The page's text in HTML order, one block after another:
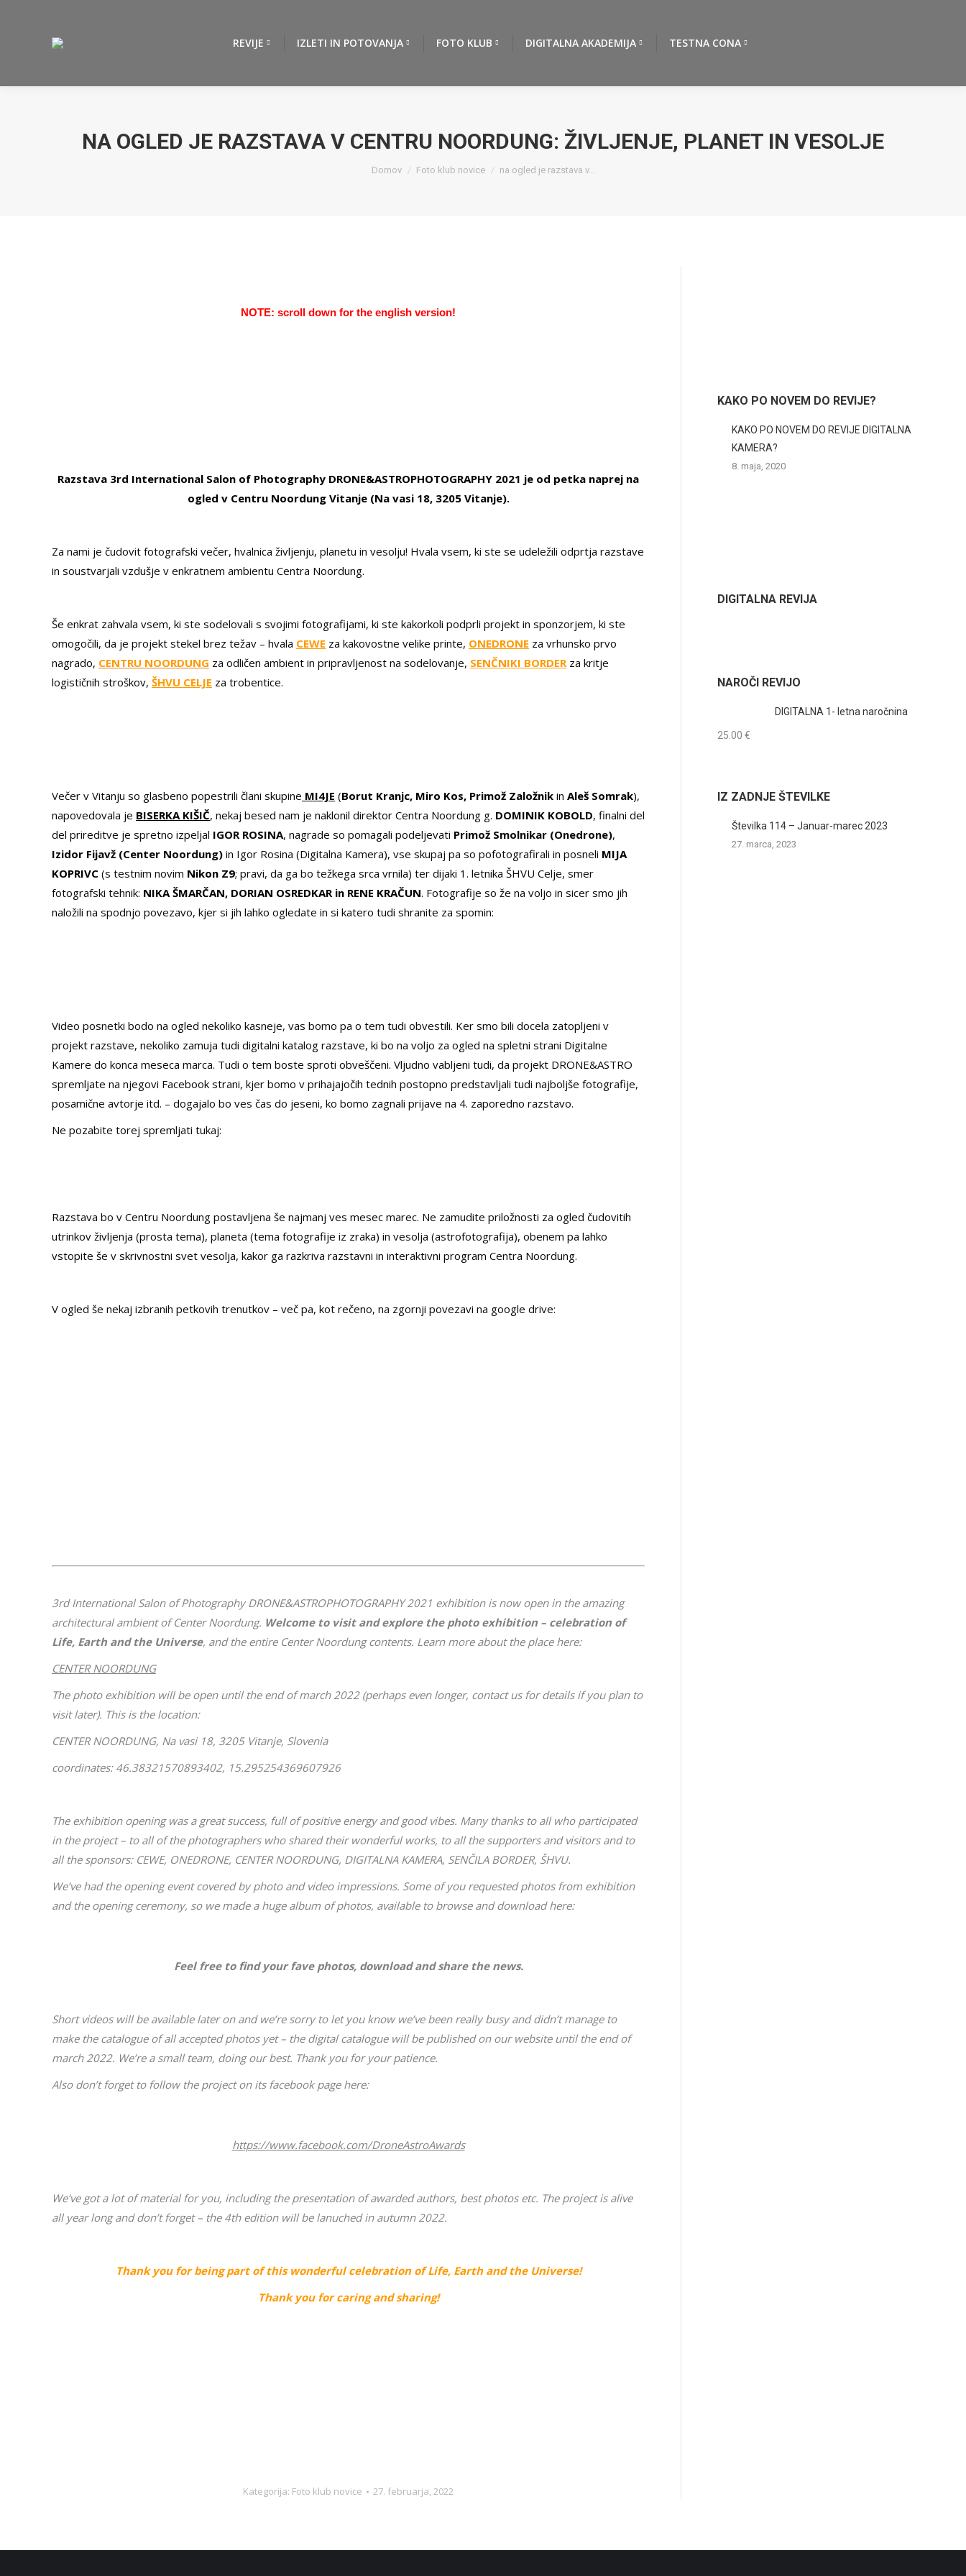
REVIJE IZLETI IN POTOVANJA FOTO KLUB DIGITALNA AKADEMIJA TESTNA CONA
NA OGLED JE RAZSTAVA V CENTRU NOORDUNG: ŽIVLJENJE, PLANET IN VESOLJE
You are here:
Domov Foto klub novice na ogled je razstava v…
NOTE: scroll down for the english version!
Razstava 3rd International Salon of Photography DRONE&ASTROPHOTOGRAPHY 2021 je od petka naprej na
ogled v Centru Noordung Vitanje (Na vasi 18, 3205 Vitanje).
Za nami je čudovit fotografski večer, hvalnica življenju, planetu in vesolju! Hvala vsem, ki ste se udeležili odprtja razstave
in soustvarjali vzdušje v enkratnem ambientu Centra Noordung.
Še enkrat zahvala vsem, ki ste sodelovali s svojimi fotografijami, ki ste kakorkoli podprli projekt in sponzorjem, ki ste
omogočili, da je projekt stekel brez težav – hvala CEWE za kakovostne velike printe, ONEDRONE za vrhunsko prvo
nagrado, CENTRU NOORDUNG za odličen ambient in pripravljenost na sodelovanje, SENČNIKI BORDERza kritje
logističnih stroškov, ŠHVU CELJE za trobentice.
Večer v Vitanju so glasbeno popestrili člani skupine MI4JE (Borut Kranjc, Miro Kos, Primož Založnik in Aleš Somrak),
napovedovala je BISERKA KIŠIČ, nekaj besed nam je naklonil direktor Centra Noordung g. DOMINIK KOBOLD, finalni del
del prireditve je spretno izpeljal IGOR ROSINA, nagrade so pomagali podeljevati Primož Smolnikar (Onedrone),
Izidor Fijavž (Center Noordung) in Igor Rosina (Digitalna Kamera), vse skupaj pa so pofotografirali in posneli MIJA
KOPRIVC (s testnim novim Nikon Z9; pravi, da ga bo težkega srca vrnila) ter dijaki 1. letnika ŠHVU Celje, smer
fotografski tehnik: NIKA ŠMARČAN, DORIAN OSREDKAR in RENE KRAČUN. Fotografije so že na voljo in sicer smo jih
naložili na spodnjo povezavo, kjer si jih lahko ogledate in si katero tudi shranite za spomin:
Video posnetki bodo na ogled nekoliko kasneje, vas bomo pa o tem tudi obvestili. Ker smo bili docela zatopljeni v
projekt razstave, nekoliko zamuja tudi digitalni katalog razstave, ki bo na voljo za ogled na spletni strani Digitalne
Kamere do konca meseca marca. Tudi o tem boste sproti obveščeni. Vljudno vabljeni tudi, da projekt DRONE&ASTRO
spremljate na njegovi Facebook strani, kjer bomo v prihajajočih tednih postopno predstavljali tudi najboljše fotografije,
posamične avtorje itd. – dogajalo bo ves čas do jeseni, ko bomo zagnali prijave na 4. zaporedno razstavo.
Ne pozabite torej spremljati tukaj:
Razstava bo v Centru Noordung postavljena še najmanj ves mesec marec. Ne zamudite priložnosti za ogled čudovitih
utrinkov življenja (prosta tema), planeta (tema fotografije iz zraka) in vesolja (astrofotografija), obenem pa lahko
vstopite še v skrivnostni svet vesolja, kakor ga razkriva razstavni in interaktivni program Centra Noordung.
V ogled še nekaj izbranih petkovih trenutkov – več pa, kot rečeno, na zgornji povezavi na google drive:
3rd International Salon of Photography DRONE&ASTROPHOTOGRAPHY 2021 exhibition is now open in the amazing
architectural ambient of Center Noordung. Welcome to visit and explore the photo exhibition – celebration of
Life, Earth and the Universe, and the entire Center Noordung contents. Learn more about the place here:
CENTER NOORDUNG
The photo exhibition will be open until the end of march 2022 (perhaps even longer, contact us for details if you plan to
visit later). This is the location:
CENTER NOORDUNG, Na vasi 18, 3205 Vitanje, Slovenia
coordinates: 46.38321570893402, 15.295254369607926
The exhibition opening was a great success, full of positive energy and good vibes. Many thanks to all who participated
in the project – to all of the photographers who shared their wonderful works, to all the supporters and visitors and to
all the sponsors: CEWE, ONEDRONE, CENTER NOORDUNG, DIGITALNA KAMERA, SENČILA BORDER, ŠHVU.
We’ve had the opening event covered by photo and video impressions. Some of you requested photos from exhibition
and the opening ceremony, so we made a huge album of photos, available to browse and download here:
Feel free to find your fave photos, download and share the news.
Short videos will be available later on and we’re sorry to let you know we’ve been really busy and didn’t manage to
make the catalogue of all accepted photos yet – the digital catalogue will be published on our website until the end of
march 2022. We’re a small team, doing our best. Thank you for your patience.
Also don’t forget to follow the project on its facebook page here:
https://www.facebook.com/DroneAstroAwards
We’ve got a lot of material for you, including the presentation of awarded authors, best photos etc. The project is alive
all year long and don’t forget – the 4th edition will be lanuched in autumn 2022.
Thank you for being part of this wonderful celebration of Life, Earth and the Universe!
Thank you for caring and sharing!
Kategorija: Foto klub novice 27. februarja, 2022
KAKO PO NOVEM DO REVIJE?
KAKO PO NOVEM DO REVIJE DIGITALNA
KAMERA?
8. maja, 2020
DIGITALNA REVIJA
NAROČI REVIJO
DIGITALNA 1- letna naročnina
25.00 €
IZ ZADNJE ŠTEVILKE
Številka 114 – Januar-marec 2023
27. marca, 2023